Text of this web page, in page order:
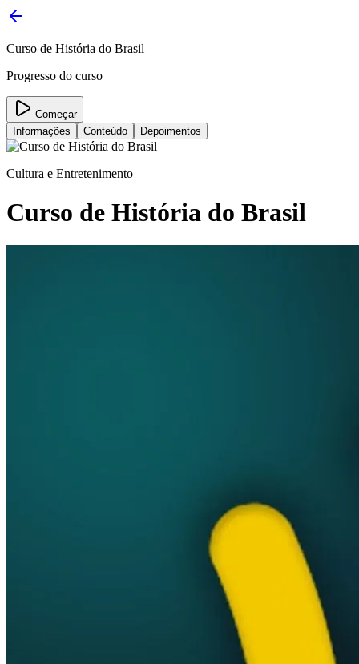
Curso de História do Brasil
Progresso do curso
Começar
Informações
Conteúdo Depoimentos
Cultura e Entretenimento
Curso de História do Brasil